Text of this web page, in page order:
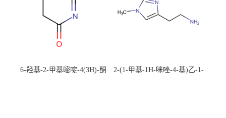
6-羟基-2-甲基嘧啶-4(3H)-酮
2-(1-甲基-1H-咪唑-4-基)乙-1-